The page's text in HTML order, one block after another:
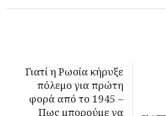
Γιατί η Ρωσία κήρυξε
πόλεμο για πρώτη
φορά από το 1945 –
Πως μπορούμε να